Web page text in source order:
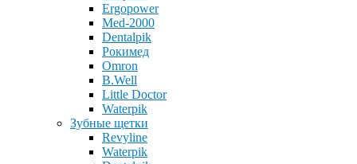
Ergopower
Med-2000
Dentalpik
Рокимед
Omron
B.Well
Little Doctor
Waterpik
Зубные щетки
Revyline
Waterpik